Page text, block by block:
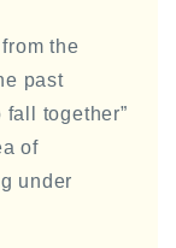
the
past
fall together”
of
under